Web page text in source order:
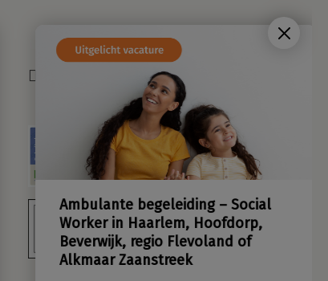
Worker in Haarlem, Hoofdorp,
Beverwijk, regio Flevoland of
Alkmaar Zaanstreek